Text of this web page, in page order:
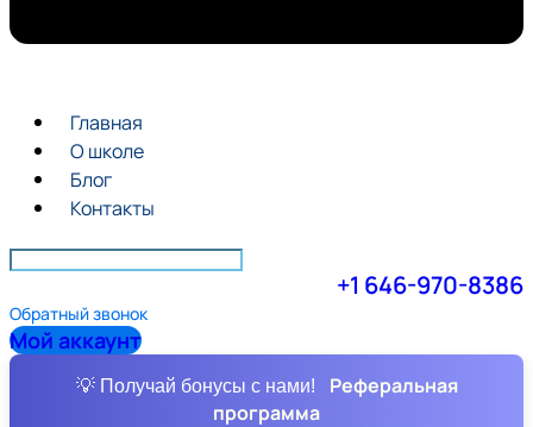
Главная
О школе
Блог
Контакты
+1 646-970-8386
Обратный звонок
Мой аккаунт
💡 Получай бонусы с нами!
Реферальная
программа